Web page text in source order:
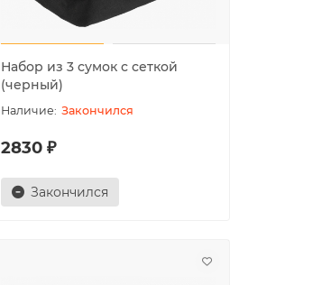
Набор из 3 сумок с сеткой
(черный)
Закончился
2830 ₽
Закончился